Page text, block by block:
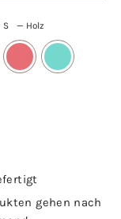
— Holz
gehen nach